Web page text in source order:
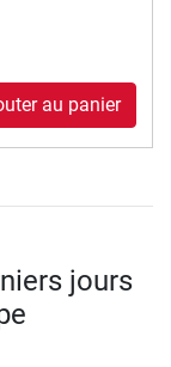
au panier
jours